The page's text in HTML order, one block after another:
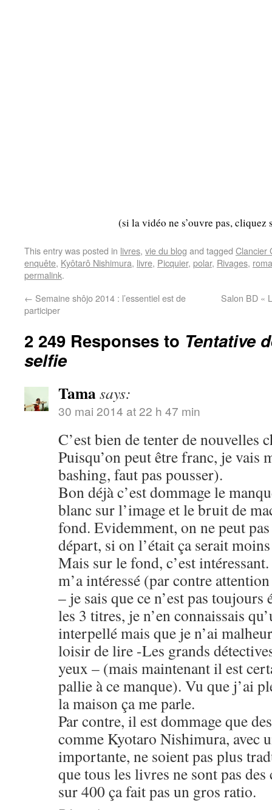
(si la vidéo ne s’ouvre pas, cliquez
This entry was posted in livres, vie du blog and tagged Clancier
enquête, Kyôtarô Nishimura, livre, Picquier, polar, Rivages,
permalink.
← Semaine shôjo 2014 : l’essentiel est de
participer
Salon BD «
2 249 Responses to Tentative
selfie
Tamasays:
30 mai 2014 at 22 h 47 min
C’est bien de tenter de nouvelles
Puisqu’on peut être franc, je vais
bashing, faut pas pousser).
Bon déjà c’est dommage le
blanc sur l’image et le bruit de
fond. Evidemment, on ne peut
départ, si on l’était ça serait
Mais sur le fond, c’est
m’a intéressé (par contre
– je sais que ce n’est pas
les 3 titres, je n’en connaissais
interpellé mais que je n’ai
loisir de lire -Les grands
yeux – (mais maintenant il est
pallie à ce manque). Vu que j’ai
la maison ça me parle.
Par contre, il est dommage que
comme Kyotaro Nishimura, avec
importante, ne soient pas plus
que tous les livres ne sont pas
sur 400 ça fait pas un gros ratio.